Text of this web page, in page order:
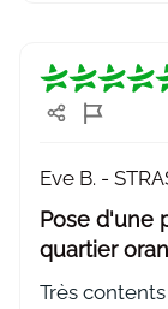
Eve B. -
Pose d'une
quartier
Très